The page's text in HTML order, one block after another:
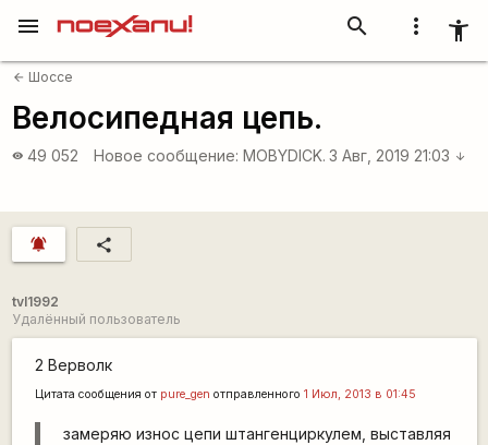
more_vert accessibility_new
search
menu
arrow_back Шоссе
Велосипедная цепь.
visibility 49 052 Новое сообщение: MOBYDICK. 3 Авг, 2019 21:03 arrow_downward
notifications_active share
tvl1992
Удалённый пользователь
2 Верволк
Цитата сообщения от pure_gen отправленного 1 Июл, 2013 в 01:45
замеряю износ цепи штангенциркулем, выставляя